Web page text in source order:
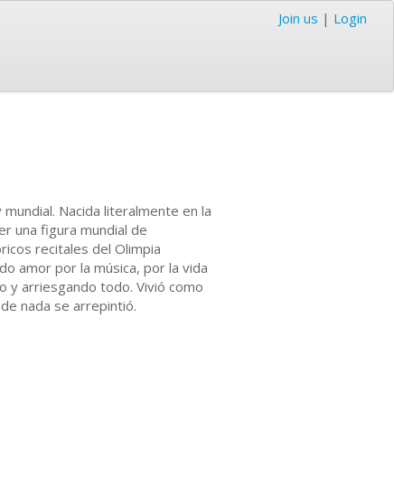
Join us | Login
Nacida literalmente en la
una figura mundial de
recitales del Olimpia
amor por la música, por la vida
y arriesgando todo. Vivió como
nada se arrepintió.